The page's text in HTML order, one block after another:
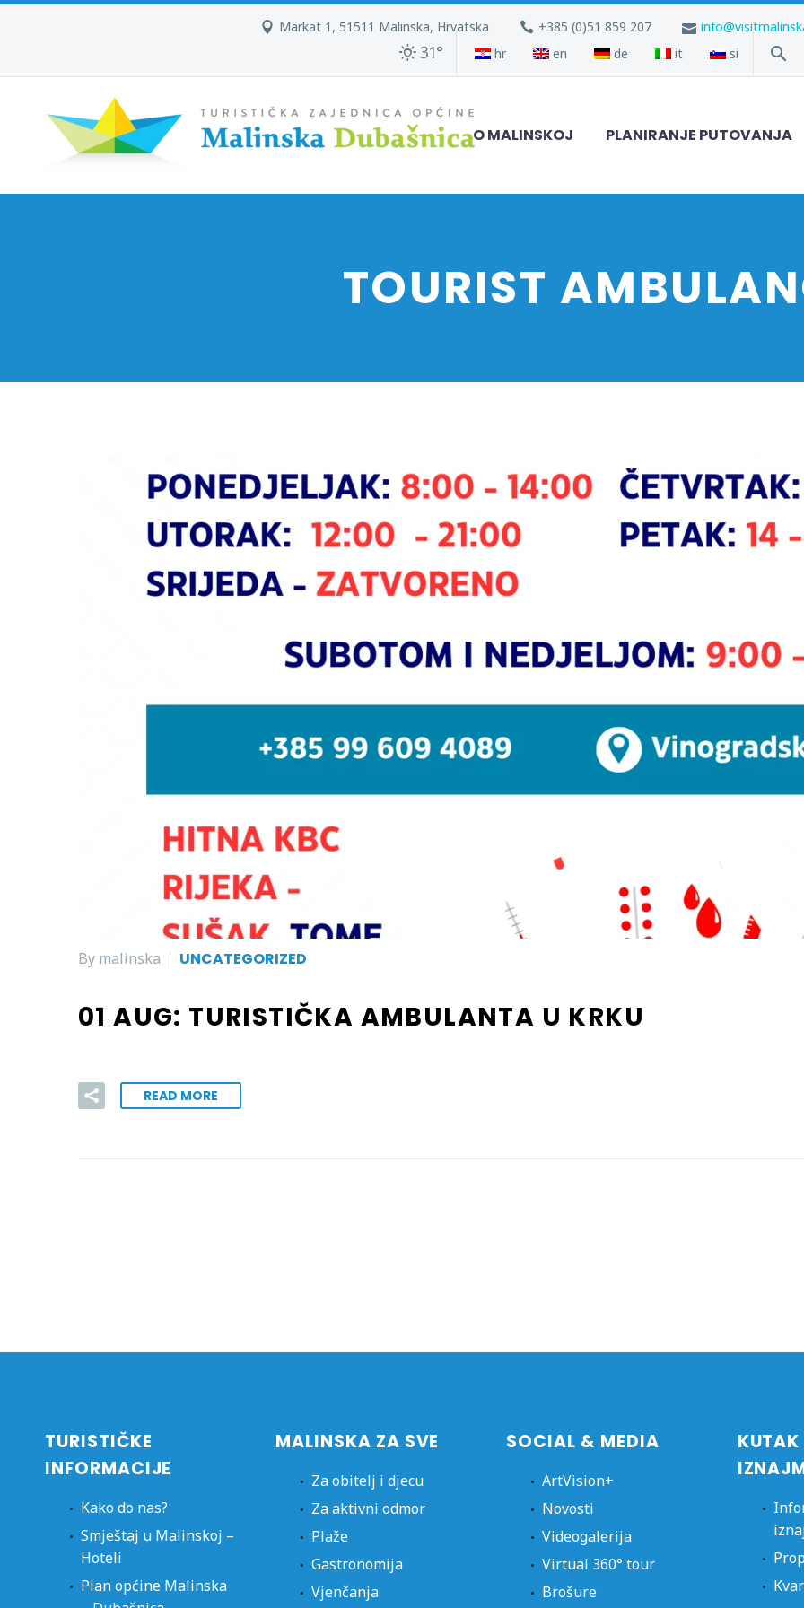
Markat 1, 51511 Malinska, Hrvatska +385 (0)51 859 207
31° hr en de it si
O MALINSKOJ PLANIRANJE PUTOVANJA
TOURIST
By malinska UNCATEGORIZED
01 AUG: TURISTIČKA AMBULANTA U KRKU
READ MORE
TURISTIČKE
INFORMACIJE
Kako do nas?
Smještaj u Malinskoj –
Hoteli
Plan općine Malinska
MALINSKA ZA SVE
Za obitelj i djecu
Za aktivni odmor
Plaže
Gastronomija
Vjenčanja
SOCIAL & MEDIA
ArtVision+
Novosti
Videogalerija
Virtual 360° tour
Brošure